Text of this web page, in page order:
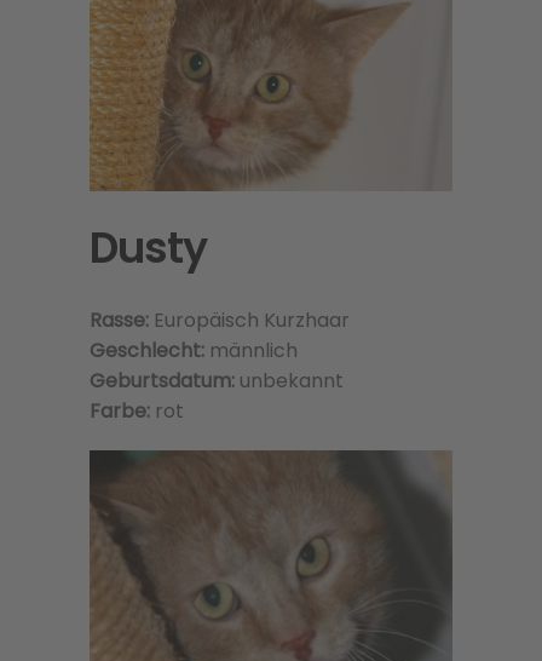
Dusty
Rasse: Europäisch Kurzhaar
Geschlecht: männlich
Geburtsdatum: unbekannt
Farbe: rot